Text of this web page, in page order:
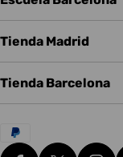
Tienda Madrid
Tienda Barcelona
Métodos
de